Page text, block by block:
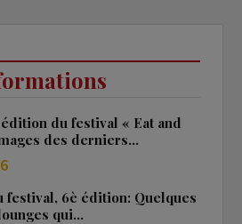
du festival « Eat and
des derniers…
festival, 6è édition: Quelques
qui…